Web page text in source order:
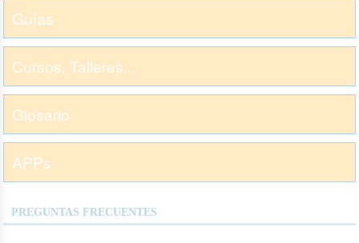
Guías
Cursos, Talleres...
Glosario
APPs
PREGUNTAS FRECUENTES